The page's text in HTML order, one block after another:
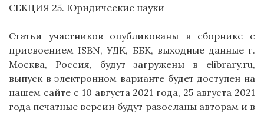
СЕКЦИЯ 25. Юридические науки
Статьи участников опубликованы в сборнике с
присвоением ISBN, УДК, ББК, выходные данные г.
Москва, Россия, будут загружены в elibrary.ru,
выпуск в электронном варианте будет доступен на
нашем сайте с 10 августа2021 года, 25 августа 2021
года печатные версии будут разосланы авторам и в